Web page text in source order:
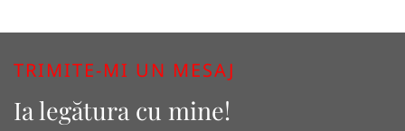
TRIMITE-MI UN MESAJ
Ia legătura cu mine!